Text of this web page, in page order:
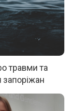
травми та
запоріжан